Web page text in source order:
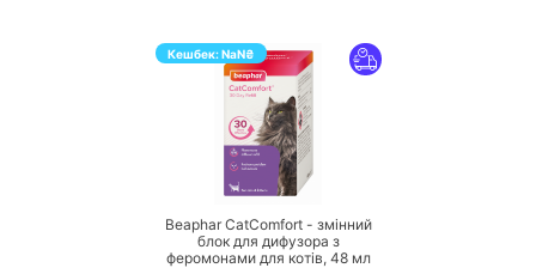
Кешбек:NaN₴
ПЕРЕЙТИ
Beaphar CatComfort - змінний
блок для дифузора з
феромонами для котів, 48 мл